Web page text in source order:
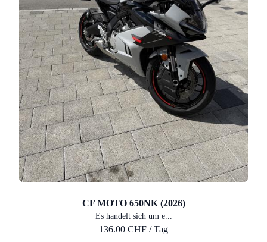
CF MOTO 650NK (2026)
Es handelt sich um e...
136.00 CHF / Tag